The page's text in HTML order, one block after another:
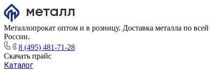
Металлопрокат оптом и в розницу. Доставка металла по всей
России.
8 (495) 481-71-28
Скачать прайс
Каталог